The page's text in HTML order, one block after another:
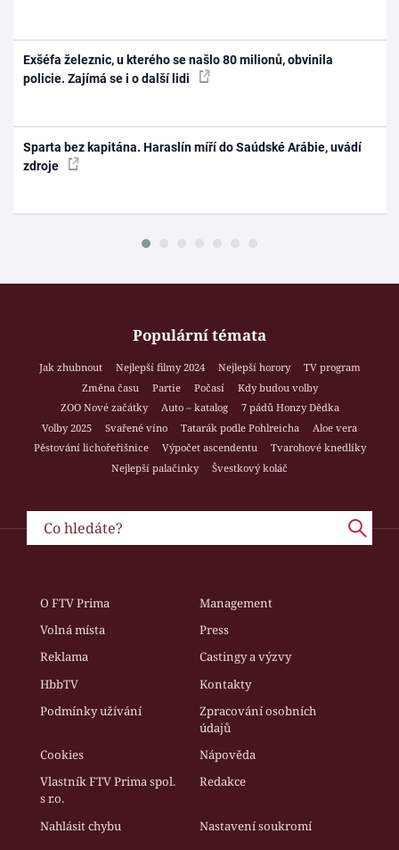
Exšéfa železnic, u kterého se našlo 80 milionů, obvinila
policie. Zajímá se i o další lidi
Sparta bez kapitána. Haraslín míří do Saúdské Arábie, uvádí
zdroje
Populární témata
Jak zhubnout Nejlepší filmy 2024 Nejlepší horory
TV program
Změna času
Partie Počasí
Kdy budou volby
ZOO Nové začátky
Auto – katalog
7 pádů Honzy Dědka
Volby 2025
Svařené víno Tatarák podle Pohlreicha
Aloe vera
Pěstování lichořeřišnice
Výpočet ascendentu
Tvarohové knedlíky
Nejlepší palačinky
Švestkový koláč
O FTV Prima
Management
Volná místa
Press
Reklama
Castingy a výzvy
HbbTV
Kontakty
Podmínky užívání
Zpracování osobních
údajů
Cookies
Nápověda
Vlastník FTV Prima spol.
s r.o.
Redakce
Nahlásit chybu Nastavení soukromí